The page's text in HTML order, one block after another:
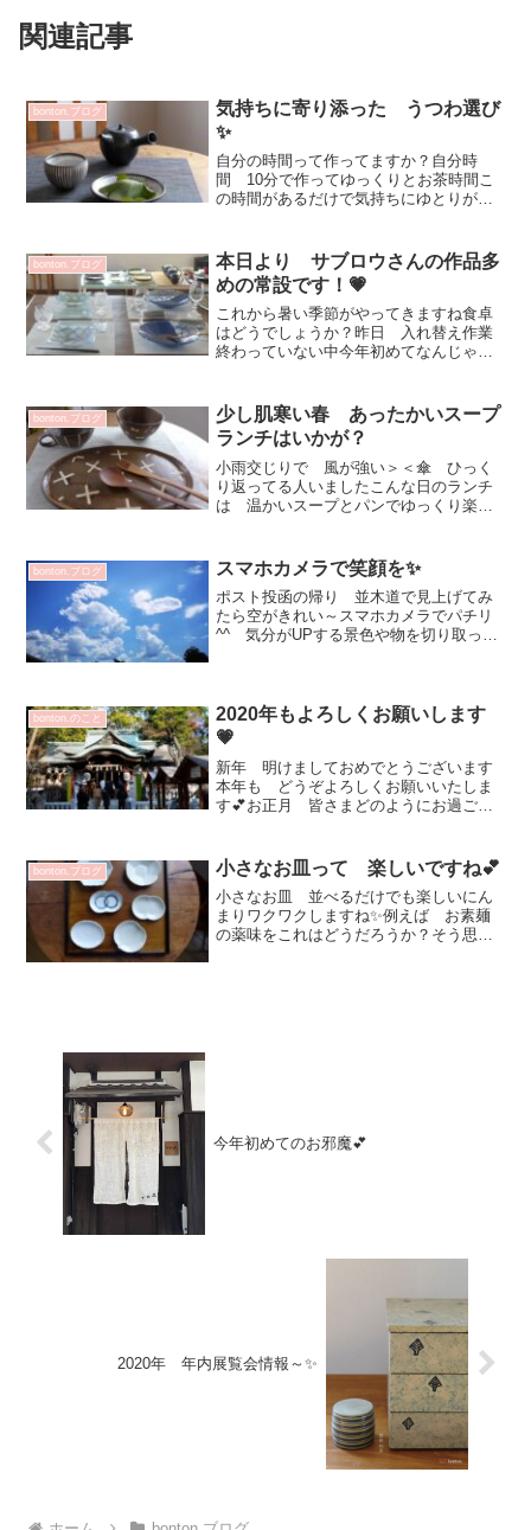
関連記事
bonton.ブログ
気持ちに寄り添った うつわ選び
✨
自分の時間って作ってますか？自分時
間 10分で作ってゆっくりとお茶時間こ
の時間があるだけで気持ちにゆとりが出
ってみました（笑）このシーンは この
うつわ合わせとかってあり...
bonton.ブログ
本日より サブロウさんの作品多
めの常設です！💗
これから暑い季節がやってきますね食卓
はどうでしょうか？昨日 入れ替え作業
終わっていない中今年初めてなんじゃな
売り場＆お肉売り場へ！そしてー 夕食
メニューはお魚のお鍋にな...
bonton.ブログ
少し肌寒い春 あったかいスープ
ランチはいかが？
小雨交じりで 風が強い＞＜傘 ひっく
り返ってる人いましたこんな日のランチ
は 温かいスープとパンでゆっくり楽し
子さん 高齢の方が食事するにもいいと
思います楕円のお皿は サ...
bonton.ブログ スマホカメラで笑顔を✨
ポスト投函の帰り 並木道で見上げてみ
たら空がきれい～スマホカメラでパチリ
^^ 気分がUPする景色や物を切り取って
ようにしたい^^今日...
bonton.のこと
2020年もよろしくお願いします
💗
新年 明けましておめでとうございます
本年も どうぞよろしくお願いいたしま
す💕お正月 皆さまどのようにお過ごし
お正月料理を楽しみ時間差で2020年を迎
えた妹達とあいさつ家...
bonton.ブログ 小さなお皿って 楽しいですね💕
小さなお皿 並べるだけでも楽しいにん
まりワクワクしますね✨例えば お素麺
の薬味をこれはどうだろうか？そう思う
今年初めてのお邪魔💕
2020年 年内展覧会情報～✨